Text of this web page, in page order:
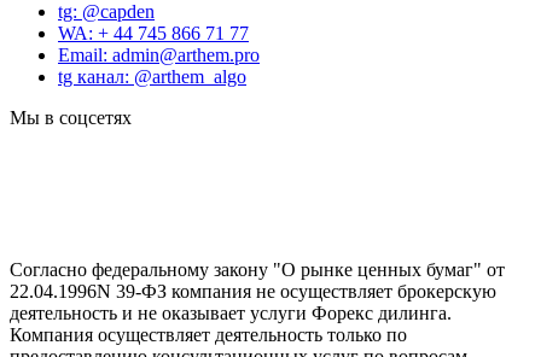
tg: @capden
WA: + 44 745 866 71 77
Email: admin@arthem.pro
tg канал: @arthem_algo
Мы в соцсетях
Согласно федеральному закону "О рынке ценных бумаг" от
22.04.1996N 39-ФЗ компания не осуществляет брокерскую
деятельность и не оказывает услуги Форекс дилинга.
Компания осуществляет деятельность только по